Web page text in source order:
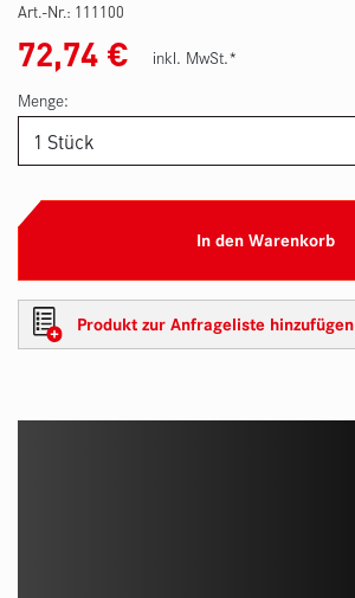
Art.-Nr.: 111100
72,74 €
inkl. MwSt.*
Menge:
In den Warenkorb
Produkt zur Anfrageliste hinzufügen